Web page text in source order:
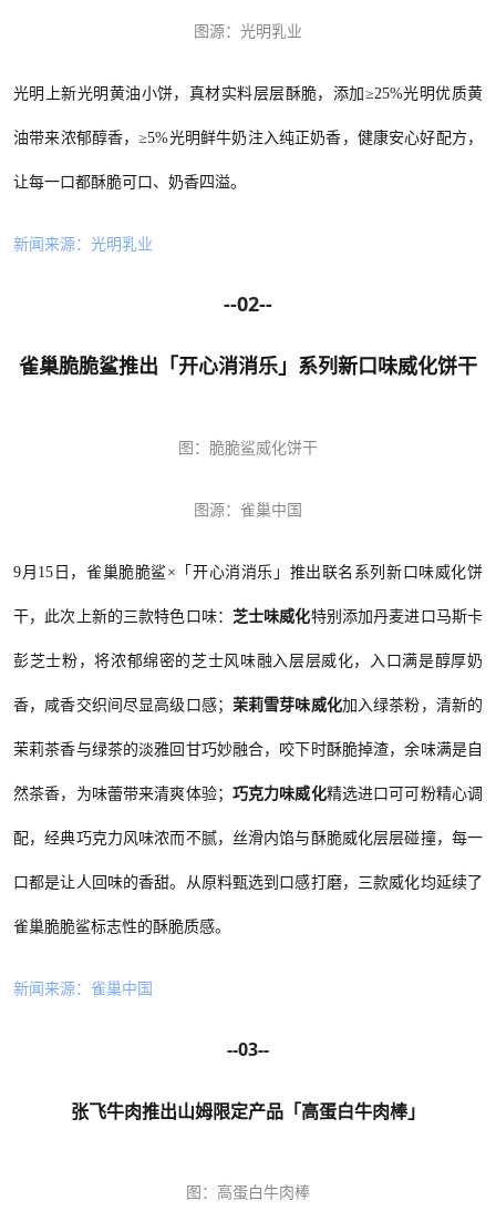
图源：光明乳业
光明上新光明黄油小饼，真材实料层层酥脆，添加≥25%光明优质黄
油带来浓郁醇香，≥5%光明鲜牛奶注入纯正奶香，健康安心好配方，
让每一口都酥脆可口、奶香四溢。
新闻来源： 光明乳业
--02--
雀巢脆脆鲨推出「开心消消乐」系列新口味威化饼干
图：脆脆鲨威化饼干
图源：雀巢中国
9月15日，雀巢脆脆鲨×「开心消消乐」推出联名系列新口味威化饼
干，此次上新的三款特色口味： 芝士味威化特别添加丹麦进口马斯卡
彭芝士粉，将浓郁绵密的芝士风味融入层层威化，入口满是醇厚奶
香，咸香交织间尽显高级口感； 茉莉雪芽味威化加入绿茶粉，清新的
茉莉茶香与绿茶的淡雅回甘巧妙融合，咬下时酥脆掉渣，余味满是自
然茶香，为味蕾带来清爽体验； 巧克力味威化精选进口可可粉精心调
配，经典巧克力风味浓而不腻，丝滑内馅与酥脆威化层层碰撞，每一
口都是让人回味的香甜。从原料甄选到口感打磨，三款威化均延续了
雀巢脆脆鲨标志性的酥脆质感。
新闻来源：雀巢中国
--03--
张飞牛肉推出山姆限定产品「高蛋白牛肉棒」
图：高蛋白牛肉棒